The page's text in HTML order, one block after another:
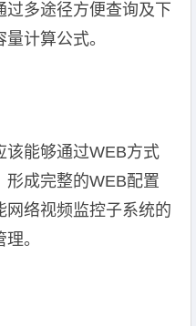
多途径方便查询及下
计算公式。
该能够通过WEB方式
形成完整的WEB配置
网络视频监控子系统的
。